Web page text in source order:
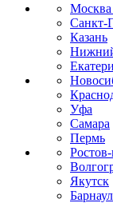
Санкт-
Казань
Уфа
Самара
Пермь
Якутск
Барнаул